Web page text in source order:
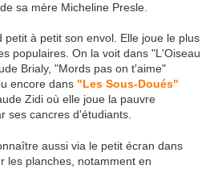
sa mère Micheline Presle.
à petit son envol. Elle joue le plus
populaires. On la voit dans "L'Oiseau
Brialy, "Mords pas on t'aime"
encore dans "Les Sous-Doués"
Zidi où elle joue la pauvre
ses cancres d'étudiants.
aussi via le petit écran dans
les planches, notamment en